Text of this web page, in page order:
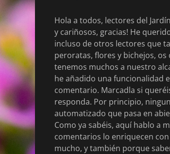
Hola a todos, lectores del
y cariñosos, gracias! He
incluso de otros lectores que
peroratas, flores y bichejos,
tenemos muchos a nuestro
he añadido una funcionalidad
comentario. Marcadla si
responda. Por principio,
automatizado que pasa en
Como ya sabéis, aquí hablo a
comentarios lo enriquecen
mucho, y también porque